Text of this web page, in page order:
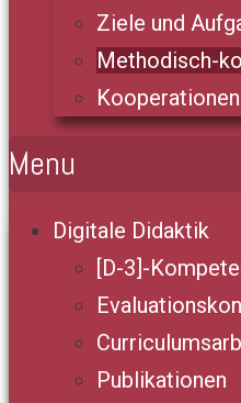
Ziele und
Methodisch-
Kooperationen
Menu
Digitale Didaktik
[D-3]-
Publikationen